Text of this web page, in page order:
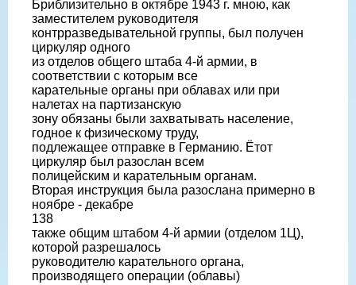
Бриблизительно в октябре 1943 г. мною, как
заместителем руководителя
контрразведывательной группы, был получен
циркуляр одного
из отделов общего штаба 4-й армии, в
соответствии с которым все
карательные органы при облавах или при
налетах на партизанскую
зону обязаны были захватывать население,
годное к физическому труду,
подлежащее отправке в Германию. Ётот
циркуляр был разослан всем
полицейским и карательным органам.
Вторая инструкция была разослана примерно в
ноябре - декабре
138
также общим штабом 4-й армии (отделом 1Ц),
которой разрешалось
руководителю карательного органа,
производящего операции (облавы)